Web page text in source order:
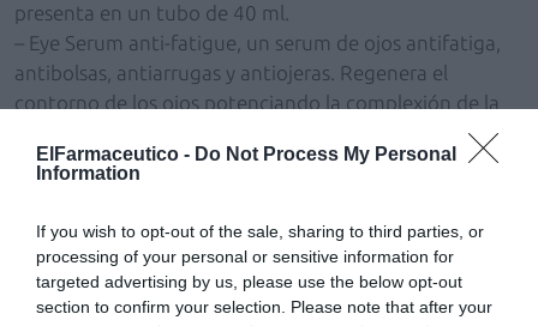
ElFarmaceutico - Do Not Process My Personal
Information
If you wish to opt-out of the sale, sharing to third parties, or
processing of your personal or sensitive information for
targeted advertising by us, please use the below opt-out
section to confirm your selection. Please note that after your
presenta en un tubo de 40 ml.
– Eye Serum anti-fatigue, un serum de ojos antifatiga,
antibolsas, antiarrugas y antiojeras. Regenera el
contorno de los ojos potenciando la complexión de la
– Body Care, body milk diseñado para cubrir las
suavemente perfumado y de absorción rápida. Aporta
frescura, suavidad y flexibilidad a la piel. Se presenta en
un tubo de 200 ml.